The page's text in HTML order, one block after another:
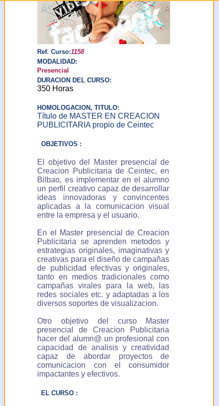
Ref. Curso:1158
MODALIDAD:
Presencial
DURACION DEL CURSO:
350 Horas
HOMOLOGACION, TITULO:
Título de MASTER EN CREACION
PUBLICITARIA propio de Ceintec
OBJETIVOS :
El objetivo del Master presencial de
Creacion Publicitaria de Ceintec, en
Bilbao, es implementar en el alumno
un perfil creativo capaz de desarrollar
ideas innovadoras y convincentes
aplicadas a la comunicacion visual
entre la empresa y el usuario.
En el Master presencial de Creacion
Publicitaria se aprenden metodos y
estrategias originales, imaginativas y
creativas para el diseño de campañas
de publicidad efectivas y originales,
tanto en medios tradicionales como
campañas virales para la web, las
redes sociales etc. y adaptadas a los
diversos soportes de visualizacion.
Otro objetivo del curso Master
presencial de Creacion Publicitaria
hacer del alumn@ un profesional con
capacidad de analisis y creatividad
capaz de abordar proyectos de
comunicacion con el consumidor
impactantes y efectivos.
EL CURSO :
Usted tiene derecho a
solicitar y obtener
información de sus datos
de carácter personal
incluidos en el fichero y
solicitar la rectificación o
en su caso, cancelación
de los mismos. Puede
ejercer este derecho
comunicandolo por email
a:
ceintec@ceintec.com
o por escrito a: Centro
para la Introducción de
Nuevas Tecnologías C/
Isalo) - 48011 Bilbao-
ESPAÑA